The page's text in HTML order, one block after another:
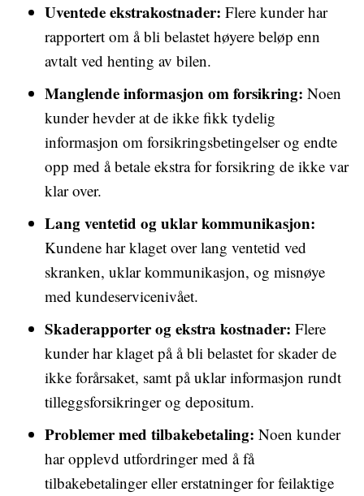
Uventede ekstrakostnader: Flere kunder har
rapportert om å bli belastet høyere beløp enn
avtalt ved henting av bilen.
Manglende informasjon om forsikring: Noen
kunder hevder at de ikke fikk tydelig
informasjon om forsikringsbetingelser og endte
opp med å betale ekstra for forsikring de ikke var
klar over.
Lang ventetid og uklar kommunikasjon:
Kundene har klaget over lang ventetid ved
skranken, uklar kommunikasjon, og misnøye
med kundeservicenivået.
Skaderapporter og ekstra kostnader: Flere
kunder har klaget på å bli belastet for skader de
ikke forårsaket, samt på uklar informasjon rundt
tilleggsforsikringer og depositum.
Problemer med tilbakebetaling: Noen kunder
har opplevd utfordringer med å få
tilbakebetalinger eller erstatninger for feilaktige